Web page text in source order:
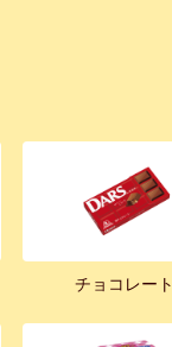
チョコレート